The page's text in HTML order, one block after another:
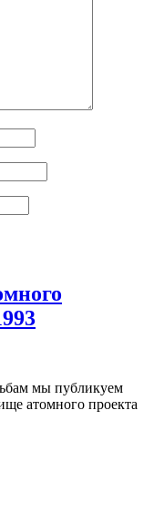
мы публикуем
атомного проекта